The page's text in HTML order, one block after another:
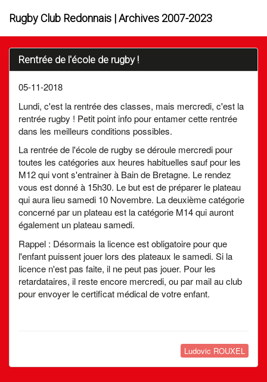
Rugby Club Redonnais | Archives 2007-2023
Rentrée de l'école de rugby !
05-11-2018
Lundi, c'est la rentrée des classes, mais mercredi, c'est la
rentrée rugby ! Petit point info pour entamer cette rentrée
dans les meilleurs conditions possibles.
La rentrée de l'école de rugby se déroule mercredi pour
toutes les catégories aux heures habituelles sauf pour les
M12 qui vont s'entrainer à Bain de Bretagne. Le rendez
vous est donné à 15h30. Le but est de préparer le plateau
qui aura lieu samedi 10 Novembre. La deuxième catégorie
concerné par un plateau est la catégorie M14 qui auront
également un plateau samedi.
Rappel : Désormais la licence est obligatoire pour que
l'enfant puissent jouer lors des plateaux le samedi. Si la
licence n'est pas faite, il ne peut pas jouer. Pour les
retardataires, il reste encore mercredi, ou par mail au club
pour envoyer le certificat médical de votre enfant.
Ludovic ROUXEL